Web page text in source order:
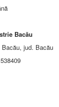
Bacău
jud. Bacău